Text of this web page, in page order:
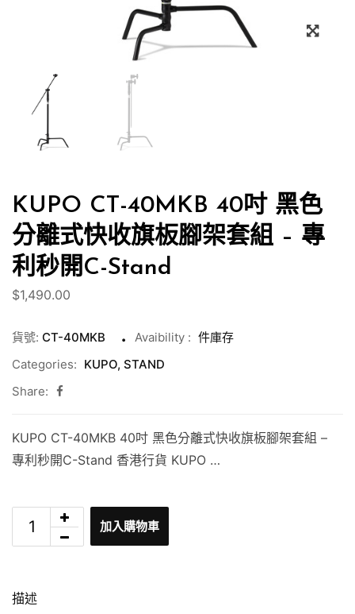
KUPO CT-40MKB 40吋 黑色
分離式快收旗板腳架套組 – 專
利秒開C-Stand
$1,490.00
貨號: CT-40MKB Avaibility : 件庫存
Categories: KUPO, STAND
Share:
KUPO CT-40MKB 40吋 黑色分離式快收旗板腳架套組 –
專利秒開C-Stand 香港行貨 KUPO …
加入購物車
描述